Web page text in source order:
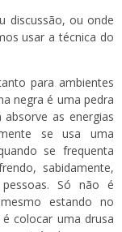
discussão, ou onde
usar a técnica do
para ambientes
negra é uma pedra
as energias
se usa uma
se frequenta
sabidamente,
Só não é
estando no
colocar uma drusa